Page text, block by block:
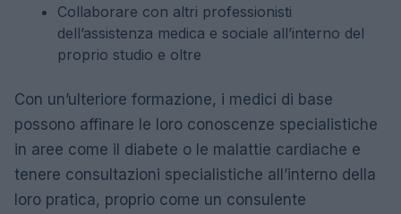
Collaborare con altri professionisti
dell’assistenza medica e sociale all’interno del
proprio studio e oltre
Con un’ulteriore formazione, i medici di base
possono affinare le loro conoscenze specialistiche
in aree come il diabete o le malattie cardiache e
tenere consultazioni specialistiche all’interno della
loro pratica, proprio come un consulente